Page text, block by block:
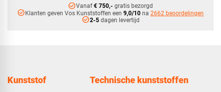
check_circleVanaf€ 750,- gratis bezorgd
check_circleKlanten geven Vos Kunststoffen een 9,0/10 na 2662 beoordelingen
check_circle2-5dagen levertijd
Kunststof Technische kunststoffen